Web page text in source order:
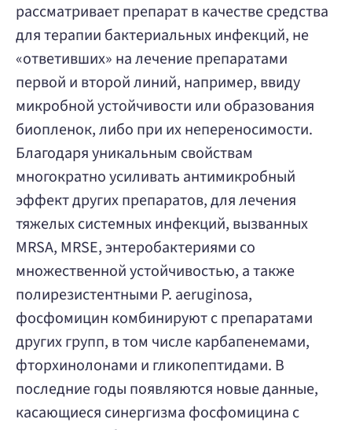
рассматривает препарат в качестве средства
для терапии бактериальных инфекций, не
«ответивших» на лечение препаратами
первой и второй линий, например, ввиду
микробной устойчивости или образования
биопленок, либо при их непереносимости.
Благодаря уникальным свойствам
многократно усиливать антимикробный
эффект других препаратов, для лечения
тяжелых системных инфекций, вызванных
MRSA, MRSE, энтеробактериями со
множественной устойчивостью, а также
полирезистентными P. аeruginosa,
фосфомицин комбинируют с препаратами
других групп, в том числе карбапенемами,
фторхинолонами и гликопептидами. В
последние годы появляются новые данные,
касающиеся синергизма фосфомицина с